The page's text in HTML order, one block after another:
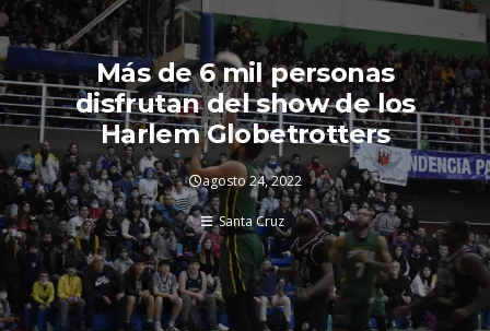
Más de 6 mil personas
disfrutan del show de los
Harlem Globetrotters
agosto 24, 2022
Santa Cruz